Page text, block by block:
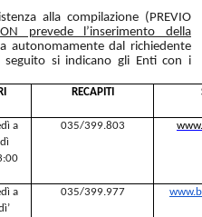
alla compilazione (PREVIO
prevede l’inserimento della
autonomamente dal richiedente
si indicano gli Enti con i
RECAPITI
a
035/399.803
a
035/399.977